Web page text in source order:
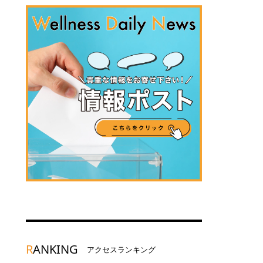
RANKING アクセスランキング